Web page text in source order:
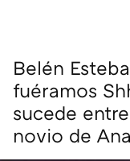
Belén
fuéramos
sucede
novio de